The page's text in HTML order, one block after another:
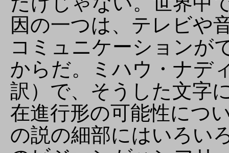
因の一つは、テレビや
コミュニケーションが
からだ。ミハウ・ナデ
訳）で、そうした文字
在進行形の可能性につ
の説の細部にはいろい